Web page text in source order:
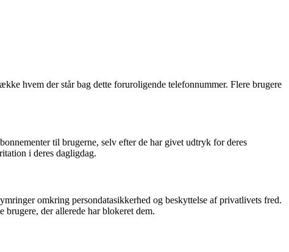
hvem der står bag dette foruroligende telefonnummer. Flere brugere
til brugerne, selv efter de har givet udtryk for deres
i deres dagligdag.
omkring persondatasikkerhed og beskyttelse af privatlivets fred.
brugere, der allerede har blokeret dem.